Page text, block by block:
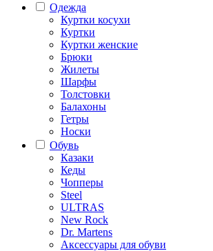
Одежда
Куртки косухи
Куртки
Куртки женские
Брюки
Жилеты
Шарфы
Толстовки
Балахоны
Гетры
Носки
Обувь
Казаки
Кеды
Чопперы
Steel
ULTRAS
New Rock
Dr. Martens
Аксессуары для обуви